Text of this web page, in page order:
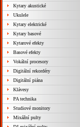
Kytary akustické
Ukulele
Kytary elektrické
Kytary basové
Kytarové efekty
Basové efekty
Vokální procesory
Digitální rekordéry
Digitální piána
Klávesy
PA technika
Studiové monitory
Mixážní pulty